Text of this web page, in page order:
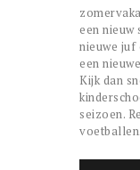
een nieuw
nieuwe juf
een
Kijk dan
seizoen.